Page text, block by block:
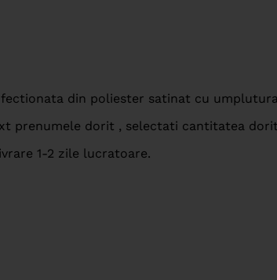
din poliester satinat cu
prenumele dorit , selectati cantitatea
1-2 zile lucratoare.